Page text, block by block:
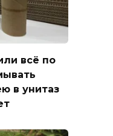
всё по
в унитаз